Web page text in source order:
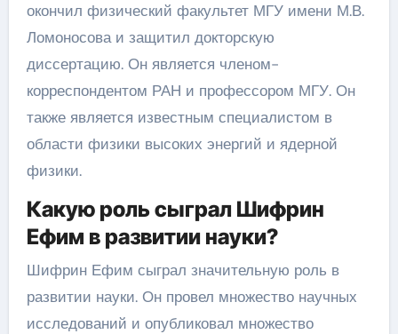
окончил физический факультет МГУ имени М.В.
Ломоносова и защитил докторскую
диссертацию. Он является членом-
корреспондентом РАН и профессором МГУ. Он
также является известным специалистом в
области физики высоких энергий и ядерной
физики.
Какую роль сыграл Шифрин
Ефим в развитии науки?
Шифрин Ефим сыграл значительную роль в
развитии науки. Он провел множество научных
исследований и опубликовал множество